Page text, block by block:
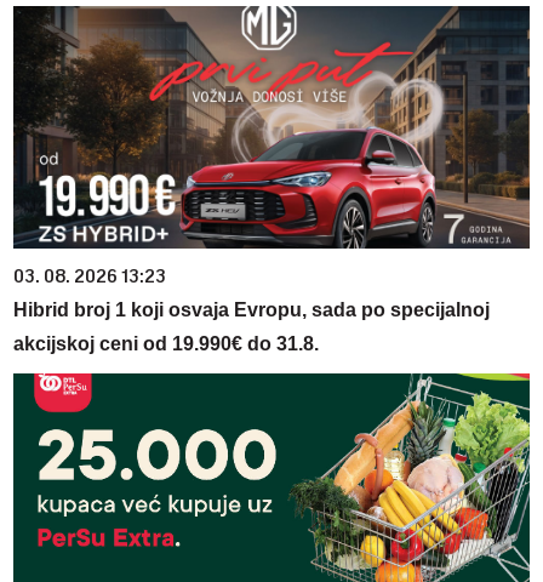
03. 08. 2026 13:23
Hibrid broj 1 koji osvaja Evropu, sada po specijalnoj
akcijskoj ceni od 19.990€ do 31.8.